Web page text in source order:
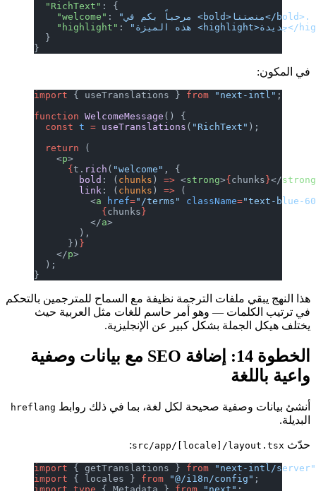
  "RichText"
: {
    "welcome"
:
    "highlight"
:
  }
في المكون:
import { useTranslations } from "next-intl"
function WelcomeMessage () {
  const
t = useTranslations ( "RichText" );
  return
(
    <
p
      {
t.rich ("welcome"
, {
        bold
: ( chunks ) => <strong> { chunks}</
        link
: ( chunks ) =>
(
          <
href= "/terms" className="text-blue-
            {
chunks
          </
a
        ),
      })
    </
p
  );
هذا النهج يبقي ملفات الترجمة نظيفة مع السماح للمترجمين بالتحكم
في ترتيب الكلمات — وهو أمر حاسم للغات مثل العربية حيث
يختلف هيكل الجملة بشكل كبير عن الإنجليزية.
الخطوة 14: إضافة SEO مع بيانات وصفية
واعية باللغة
أنشئ بيانات وصفية صحيحة لكل لغة، بما في ذلك روابطhreflang
البديلة.
حدّثsrc/app/[locale]/layout.tsx
:
import { getTranslations } from
"next-intl/
import { locales } from "@/i18n/config"